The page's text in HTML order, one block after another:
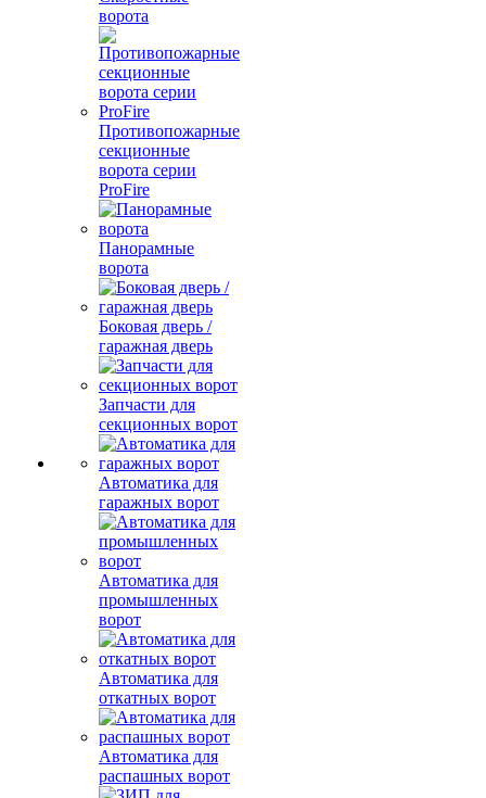
ворота
Противопожарные
секционные
ворота серии
ProFire
Панорамные
ворота
Боковая дверь /
гаражная дверь
Запчасти для
секционных ворот
Автоматика для
гаражных ворот
Автоматика для
промышленных
ворот
Автоматика для
откатных ворот
Автоматика для
распашных ворот